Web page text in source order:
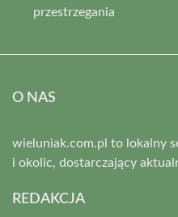
przestrzegania
O NAS
wieluniak.com.pl to lokalny
i okolic, dostarczający
REDAKCJA